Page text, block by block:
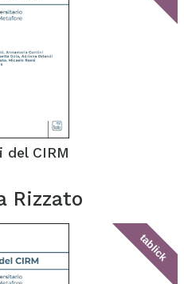
del CIRM
Rizzato
tablick